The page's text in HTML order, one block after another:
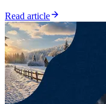
Read article